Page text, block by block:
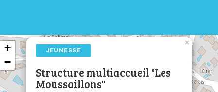
JEUNESSE
Structure multiaccueil "Les
Moussaillons"
×
+
−